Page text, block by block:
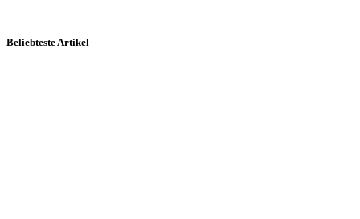
Beliebteste Artikel